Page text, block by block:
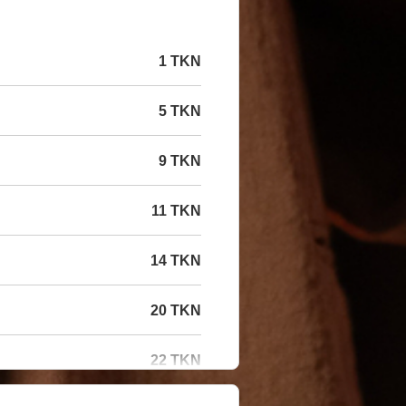
1 TKN
5 TKN
9 TKN
11 TKN
14 TKN
20 TKN
22 TKN